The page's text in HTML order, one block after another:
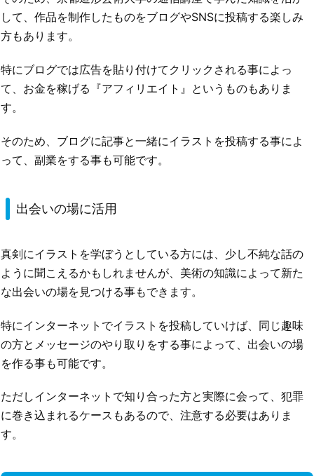
して、作品を制作したものをブログやSNSに投稿する楽しみ
方もあります。
特にブログでは広告を貼り付けてクリックされる事によっ
て、お金を稼げる『アフィリエイト』というものもありま
す。
そのため、ブログに記事と一緒にイラストを投稿する事によ
って、副業をする事も可能です。
出会いの場に活用
真剣にイラストを学ぼうとしている方には、少し不純な話の
ように聞こえるかもしれませんが、美術の知識によって新た
な出会いの場を見つける事もできます。
特にインターネットでイラストを投稿していけば、同じ趣味
の方とメッセージのやり取りをする事によって、出会いの場
を作る事も可能です。
ただしインターネットで知り合った方と実際に会って、犯罪
に巻き込まれるケースもあるので、注意する必要はありま
す。